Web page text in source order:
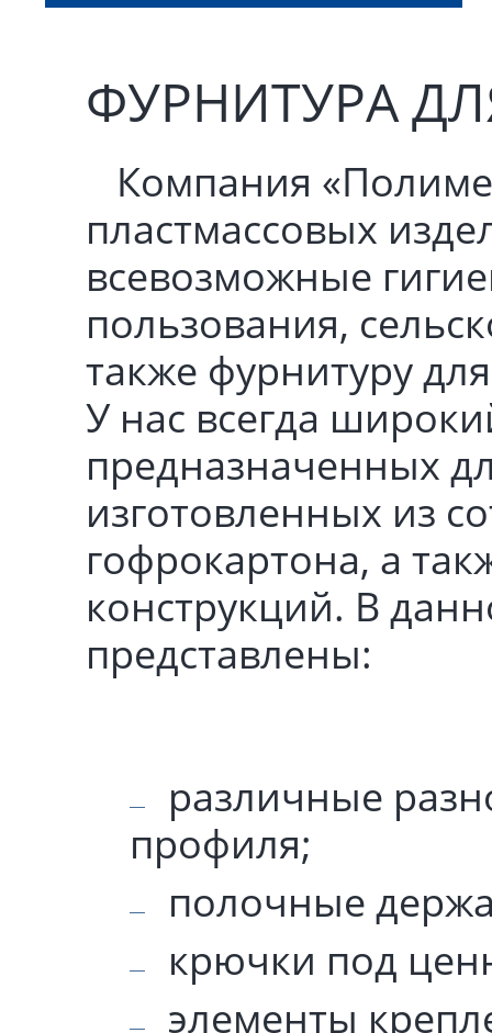
ФУРНИТУРА
Компания
пластмассовых
всевозможные
пользования,
также фурнитуру
У нас всегда
предназначенных
изготовленных из
гофрокартона, а
конструкций. В
представлены:
различные
профиля;
полочные
крючки под
элементы